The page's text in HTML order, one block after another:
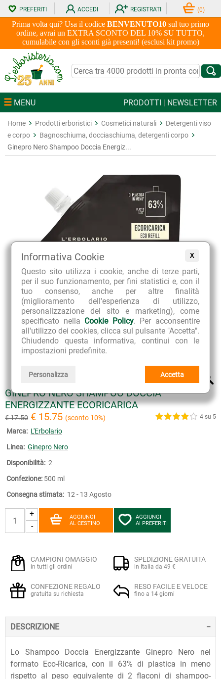
X
Informativa Cookie
Questo sito utilizza i cookie, anche di terze parti,
per il suo funzionamento, per fini statistici e, con il
tuo consenso, anche per altre finalità
(miglioramento dell'esperienza di utilizzo,
personalizzazione del sito e marketing), come
specificato nella Cookie Policy. Per acconsentire
all'utilizzo dei cookies, clicca sul pulsante "Accetta".
Chiudendo questa informativa, continui con le
impostazioni predefinite.
Personalizza Accetta
Prima volta qui? Usa il codice BENVENUTO10 sul tuo primo
ordine, avrai un EXTRA SCONTO DEL 10% SU TUTTO,
cumulabile con gli sconti già presenti! (esclusi kit promo)
PREFERITI ACCEDI REGISTRATI (0)
MENU PRODOTTI | NEWSLETTER
Home Prodotti erboristici Cosmetici naturali
Detergenti viso
e corpo
Bagnoschiuma, docciaschiuma, detergenti corpo
Ginepro Nero Shampoo Doccia Energiz...
GINEPRO NERO SHAMPOO DOCCIA
ENERGIZZANTE ECORICARICA
€ 17.50 € 15.75 (sconto 10%) 4 su 5
Marca: L'Erbolario
Linea: Ginepro Nero
Disponibilità: 2
Confezione: 500 ml
Consegna stimata: 12 - 13 Agosto
+
-
AGGIUNGI
AL CESTINO
AGGIUNGI
AI PREFERITI
CAMPIONI OMAGGIO
in tutti gli ordini
SPEDIZIONE GRATUITA
in Italia da 49 €
CONFEZIONE REGALO
gratuita su richiesta
RESO FACILE E VELOCE
fino a 14 giorni
DESCRIZIONE
Lo Shampoo Doccia Energizzante Ginepro Nero nel
formato Eco-Ricarica, con il 63% di plastica in meno
rispetto al peso equivalente di 2 flaconi di shampoo-